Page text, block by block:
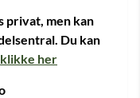
privat, men kan
Du kan
klikke her